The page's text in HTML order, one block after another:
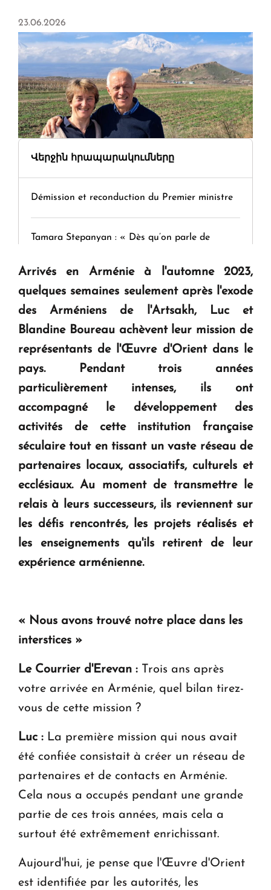
23.06.2026
Վերջին հրապարակումները
Démission et reconduction du Premier ministre
Tamara Stepanyan : « Dès qu’on parle de
" Tant qu'il n'existe pas d'alternative concrète, la
question d'un référendum ne se pose pas. "
KASA : 30 ans d'audace, de résilience et d'avenir
Le premier hôtel Hyatt Regency d'Arménie
ouvrira ses portes à Dilijan
Arrivés en Arménie à l'automne 2023,
quelques semaines seulement après l'exode
des Arméniens de l'Artsakh, Luc et
Blandine Boureau achèvent leur mission de
représentants de l'Œuvre d'Orient dans le
pays. Pendant trois années
particulièrement intenses, ils ont
accompagné le développement des
activités de cette institution française
séculaire tout en tissant un vaste réseau de
partenaires locaux, associatifs, culturels et
ecclésiaux. Au moment de transmettre le
relais à leurs successeurs, ils reviennent sur
les défis rencontrés, les projets réalisés et
les enseignements qu'ils retirent de leur
expérience arménienne.
« Nous avons trouvé notre place dans les
interstices »
Le Courrier d'Erevan : Trois ans après
votre arrivée en Arménie, quel bilan tirez-
vous de cette mission ?
Luc : La première mission qui nous avait
été confiée consistait à créer un réseau de
partenaires et de contacts en Arménie.
Cela nous a occupés pendant une grande
partie de ces trois années, mais cela a
surtout été extrêmement enrichissant.
Aujourd'hui, je pense que l'Œuvre d'Orient
est identifiée par les autorités, les